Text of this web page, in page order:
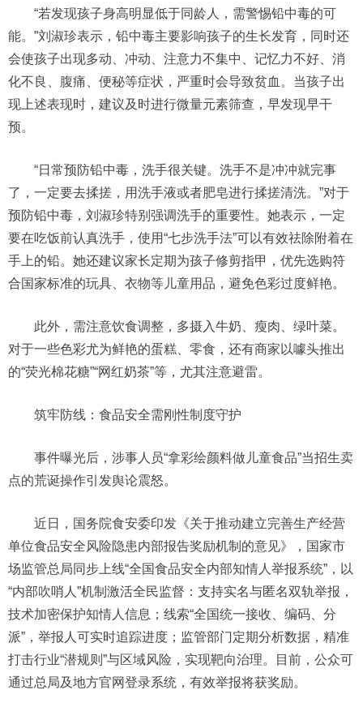
“若发现孩子身高明显低于同龄人，需警惕铅中毒的可
能。”刘淑珍表示，铅中毒主要影响孩子的生长发育，同时还
会使孩子出现多动、冲动、注意力不集中、记忆力不好、消
化不良、腹痛、便秘等症状，严重时会导致贫血。当孩子出
现上述表现时，建议及时进行微量元素筛查，早发现早干
预。
“日常预防铅中毒，洗手很关键。洗手不是冲冲就完事
了，一定要去揉搓，用洗手液或者肥皂进行揉搓清洗。”对于
预防铅中毒，刘淑珍特别强调洗手的重要性。她表示，一定
要在吃饭前认真洗手，使用“七步洗手法”可以有效祛除附着在
手上的铅。她还建议家长定期为孩子修剪指甲，优先选购符
合国家标准的玩具、衣物等儿童用品，避免色彩过度鲜艳。
此外，需注意饮食调整，多摄入牛奶、瘦肉、绿叶菜。
对于一些色彩尤为鲜艳的蛋糕、零食，还有商家以噱头推出
的“荧光棉花糖”“网红奶茶”等，尤其注意避雷。
筑牢防线：食品安全需刚性制度守护
事件曝光后，涉事人员“拿彩绘颜料做儿童食品”当招生卖
点的荒诞操作引发舆论震怒。
近日，国务院食安委印发《关于推动建立完善生产经营
单位食品安全风险隐患内部报告奖励机制的意见》，国家市
场监管总局同步上线“全国食品安全内部知情人举报系统”，以
“内部吹哨人”机制激活全民监督：支持实名与匿名双轨举报，
技术加密保护知情人信息；线索“全国统一接收、编码、分
派”，举报人可实时追踪进度；监管部门定期分析数据，精准
打击行业“潜规则”与区域风险，实现靶向治理。目前，公众可
通过总局及地方官网登录系统，有效举报将获奖励。